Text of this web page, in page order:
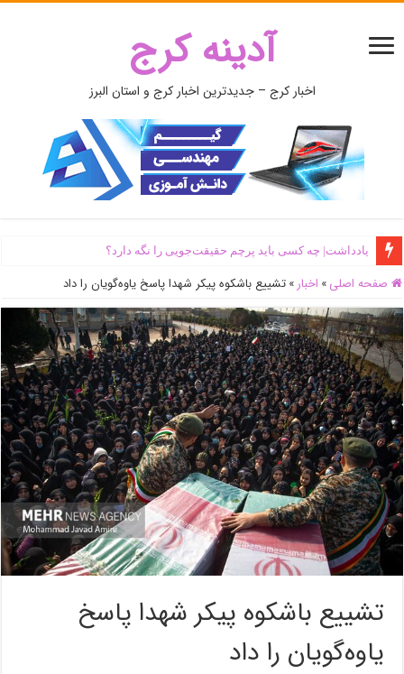
آدینه کرج
اخبار کرج – جدیدترین اخبار کرج و استان البرز
یادداشت| ‌چه کسی باید پرچم حقیقت‌جویی را نگه دارد؟
صفحه اصلی » اخبار » تشییع باشکوه پیکر شهدا پاسخ یاوه‌گویان را داد
تشییع باشکوه پیکر شهدا پاسخ
یاوه‌گویان را داد